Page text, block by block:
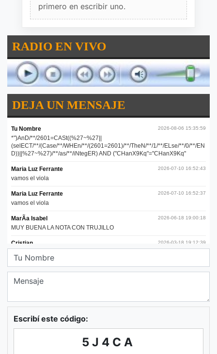
primero en escribir uno.
RADIO EN VIVO
DEJA UN MENSAJE
Escribí este código:
5J4CA